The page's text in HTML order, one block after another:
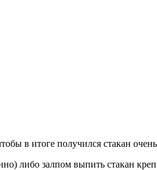
в итоге получился стакан
либо залпом выпить стакан